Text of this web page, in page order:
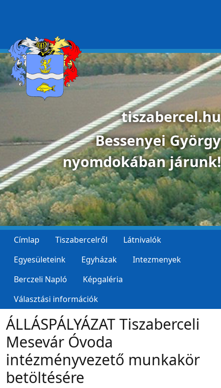
tiszabercel.hu
Bessenyei György
nyomdokában járunk!
Címlap Tiszabercelről
Látnivalók
Egyesületeink
Egyházak
Intezmenyek
Berczeli Napló
Képgaléria
Választási információk
ÁLLÁSPÁLYÁZAT Tiszaberceli
Mesevár Óvoda
intézményvezető munkakör
betöltésére